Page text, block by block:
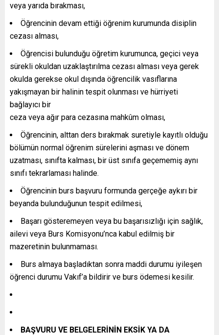
veya yarıda bırakması,
Öğrencinin devam ettiği öğrenim kurumunda disiplin
cezası alması,
Öğrencisi bulunduğu öğretim kurumunca, geçici veya
sürekli okuldan uzaklaştırılma cezası alması veya gerek
okulda gerekse okul dışında öğrencilik vasıflarına
yakışmayan bir halinin tespit olunması ve hürriyeti
bağlayıcı bir
ceza veya ağır para cezasına mahkûm olması,
Öğrencinin, alttan ders bırakmak suretiyle kayıtlı olduğu
bölümün normal öğrenim sürelerini aşması ve dönem
uzatması, sınıfta kalması, bir üst sınıfa geçememiş aynı
sınıfı tekrarlaması halinde.
Öğrencinin burs başvuru formunda gerçeğe aykırı bir
beyanda bulunduğunun tespit edilmesi,
Başarı gösteremeyen veya bu başarısızlığı için sağlık,
ailevi veya Burs Komisyonu’nca kabul edilmiş bir
mazeretinin bulunmaması.
Burs almaya başladıktan sonra maddi durumu iyileşen
öğrenci durumu Vakıf’a bildirir ve burs ödemesi kesilir.
BAŞVURU VE BELGELERİNİN EKSİK YA DA